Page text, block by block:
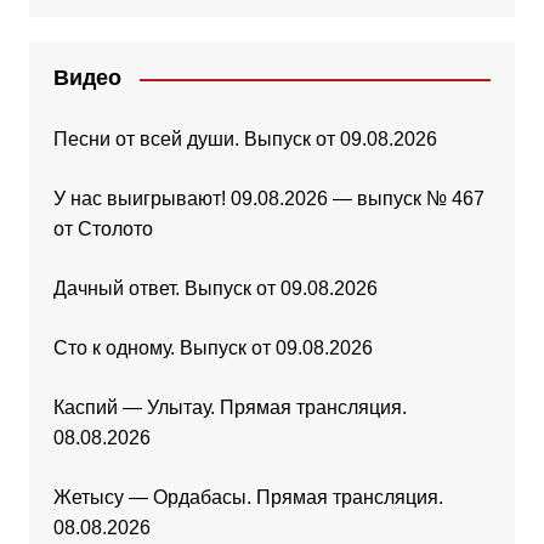
Видео
Песни от всей души. Выпуск от 09.08.2026
У нас выигрывают! 09.08.2026 — выпуск № 467
от Столото
Дачный ответ. Выпуск от 09.08.2026
Сто к одному. Выпуск от 09.08.2026
Каспий — Улытау. Прямая трансляция.
08.08.2026
Жетысу — Ордабасы. Прямая трансляция.
08.08.2026